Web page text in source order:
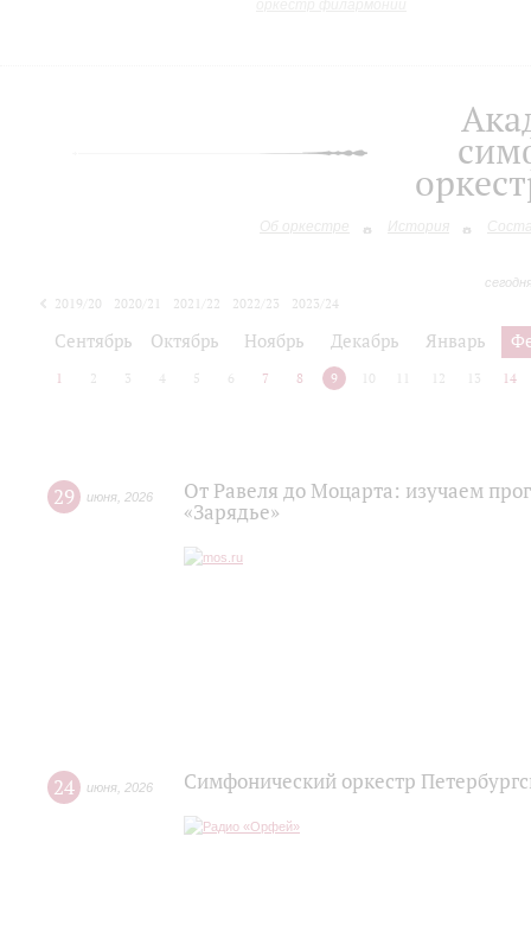
Об оркестре История
2019/20 2020/21 2021/22 2022/23
2023/24
Сентябрь Октябрь Ноябрь Декабрь Январь
1 2 3 4 5 6 7 8 9 10 12 13 14
29 июня 2026
От Равеля до Моцарта: изучаем
«Зарядье»
24 июня 2026 Симфонический оркестр